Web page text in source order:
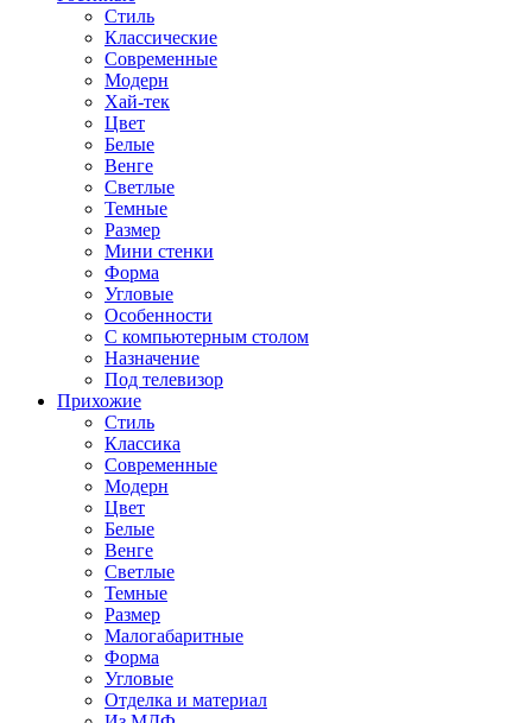
Стиль
Классические
Современные
Модерн
Хай-тек
Цвет
Белые
Венге
Светлые
Темные
Размер
Мини стенки
Форма
Угловые
Особенности
С компьютерным столом
Назначение
Под телевизор
Прихожие
Стиль
Классика
Современные
Модерн
Цвет
Белые
Венге
Светлые
Темные
Размер
Малогабаритные
Форма
Угловые
Отделка и материал